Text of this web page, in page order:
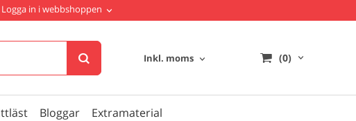
Logga in i webbshoppen
Inkl. moms (0)
Bloggar Extramaterial